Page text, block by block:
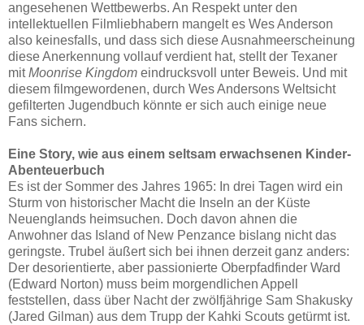
angesehenen Wettbewerbs. An Respekt unter den
intellektuellen Filmliebhabern mangelt es Wes Anderson
also keinesfalls, und dass sich diese Ausnahmeerscheinung
diese Anerkennung vollauf verdient hat, stellt der Texaner
mitMoonrise Kingdom eindrucksvoll unter Beweis. Und mit
diesem filmgewordenen, durch Wes Andersons Weltsicht
gefilterten Jugendbuch könnte er sich auch einige neue
Fans sichern.
Eine Story, wie aus einem seltsam erwachsenen Kinder-
Abenteuerbuch
Es ist der Sommer des Jahres 1965: In drei Tagen wird ein
Sturm von historischer Macht die Inseln an der Küste
Neuenglands heimsuchen. Doch davon ahnen die
Anwohner das Island of New Penzance bislang nicht das
geringste. Trubel äußert sich bei ihnen derzeit ganz anders:
Der desorientierte, aber passionierte Oberpfadfinder Ward
(Edward Norton) muss beim morgendlichen Appell
feststellen, dass über Nacht der zwölfjährige Sam Shakusky
(Jared Gilman) aus dem Trupp der Kahki Scouts getürmt ist.